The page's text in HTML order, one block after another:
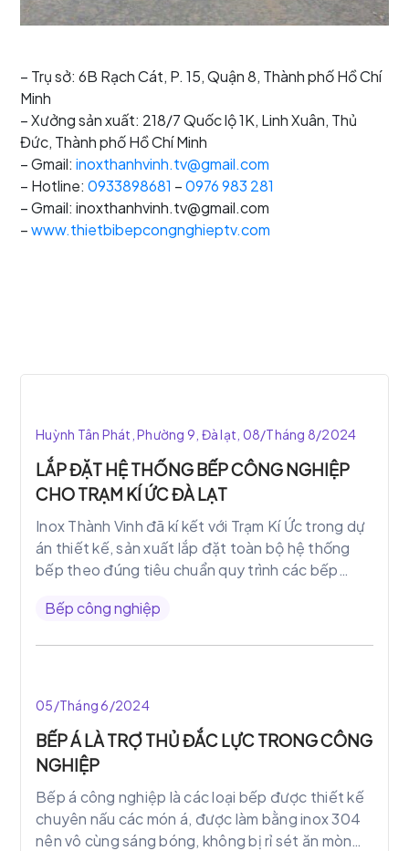
– Trụ sở: 6B Rạch Cát, P. 15, Quận 8, Thành phố Hồ Chí
Minh
– Xưởng sản xuất: 218/7 Quốc lộ 1K, Linh Xuân, Thủ
Đức, Thành phố Hồ Chí Minh
– Gmail: inoxthanhvinh.tv@gmail.com
– Hotline: 0933898681 –0976 983 281
– Gmail: inoxthanhvinh.tv@gmail.com
–www.thietbibepcongnghieptv.com
Huỳnh Tân Phát, Phường 9, Đà lạt, 08/Tháng 8/2024
LẮP ĐẶT HỆ THỐNG BẾP CÔNG NGHIỆP
CHO TRẠM KÍ ỨC ĐÀ LẠT
Inox Thành Vinh đã kí kết với Trạm Kí Ức trong dự
án thiết kế, sản xuất lắp đặt toàn bộ hệ thống
bếp theo đúng tiêu chuẩn quy trình các bếp
Bếp công nghiệp
05/Tháng 6/2024
BẾP Á LÀ TRỢ THỦ ĐẮC LỰC TRONG CÔNG
NGHIỆP
Bếp á công nghiệp là các loại bếp được thiết kế
chuyên nấu các món á, được làm bằng inox 304
nên vô cùng sáng bóng, không bị rỉ sét ăn mòn